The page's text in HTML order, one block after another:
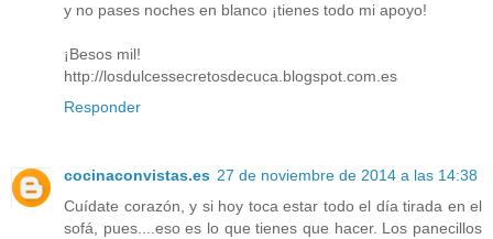
y no pases noches en blanco ¡tienes todo mi apoyo!
¡Besos mil!
http://losdulcessecretosdecuca.blogspot.com.es
Responder
cocinaconvistas.es 27 de noviembre de 2014 a las 14:38
Cuídate corazón, y si hoy toca estar todo el día tirada en el
sofá, pues....eso es lo que tienes que hacer. Los panecillos